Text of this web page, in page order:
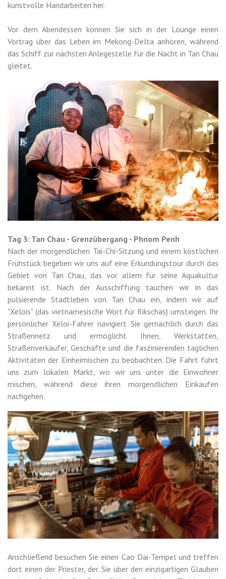
kunstvolle Handarbeiten her.
Vor dem Abendessen können Sie sich in der Lounge einen
Vortrag über das Leben im Mekong-Delta anhören, während
das Schiff zur nächsten Anlegestelle für die Nacht in Tan Chau
gleitet.
Tag 3: Tan Chau - Grenzübergang - Phnom Penh
Nach der morgendlichen Tai-Chi-Sitzung und einem köstlichen
Frühstück begeben wir uns auf eine Erkundungstour durch das
Gebiet von Tan Chau, das vor allem für seine Aquakultur
bekannt ist. Nach der Ausschiffung tauchen wir in das
pulsierende Stadtleben von Tan Chau ein, indem wir auf
"Xelois" (das vietnamesische Wort für Rikschas) umsteigen. Ihr
persönlicher Xeloi-Fahrer navigiert Sie gemächlich durch das
Straßennetz und ermöglicht Ihnen, Werkstätten,
Straßenverkäufer, Geschäfte und die faszinierenden täglichen
Aktivitäten der Einheimischen zu beobachten. Die Fahrt führt
uns zum lokalen Markt, wo wir uns unter die Einwohner
mischen, während diese ihren morgendlichen Einkäufen
nachgehen.
Anschließend besuchen Sie einen Cao Dai-Tempel und treffen
dort einen der Priester, der Sie über den einzigartigen Glauben